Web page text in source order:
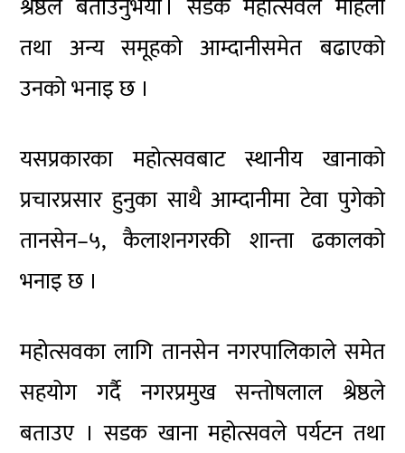
श्रेष्ठले बताउनुभयो । सडक महोत्सवले महिला
तथा अन्य समूहको आम्दानीसमेत बढाएको
उनको भनाइ छ ।
यसप्रकारका महोत्सवबाट स्थानीय खानाको
प्रचारप्रसार हुनुका साथै आम्दानीमा टेवा पुगेको
तानसेन–५, कैलाशनगरकी शान्ता ढकालको
भनाइ छ ।
महोत्सवका लागि तानसेन नगरपालिकाले समेत
सहयोग गर्दै नगरप्रमुख सन्तोषलाल श्रेष्ठले
बताउए । सडक खाना महोत्सवले पर्यटन तथा